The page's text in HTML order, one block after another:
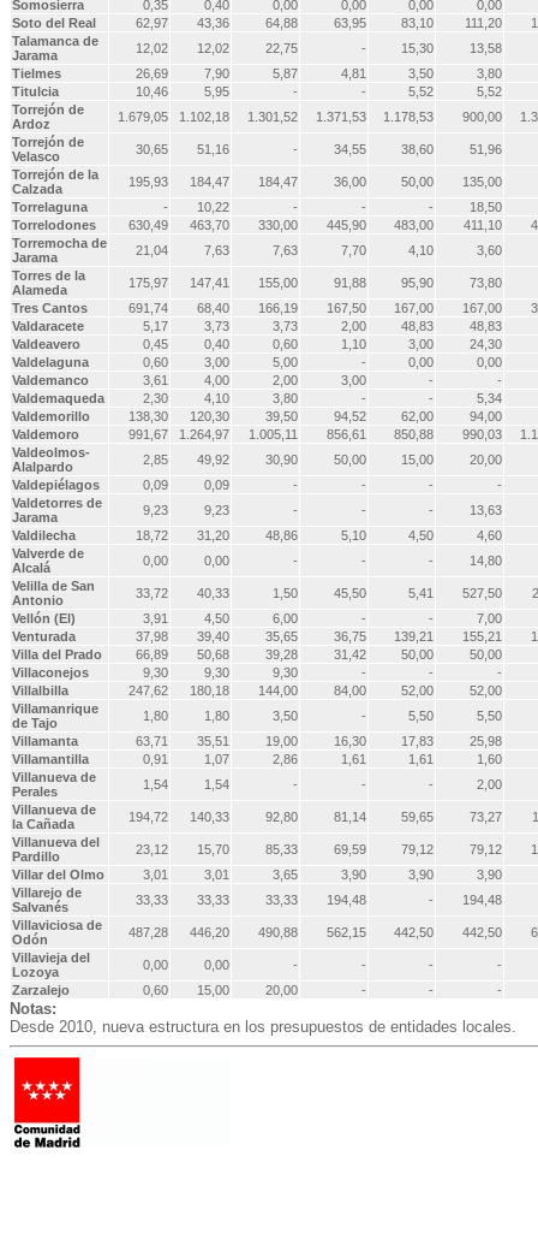
Somosierra 0,35 0,40 0,00 0,00 0,00
0,00
Soto del Real
62,97 43,36 64,88 63,95 83,10 111,20
Talamanca de
Jarama
12,02 12,02 22,75 - 15,30
13,58
Tielmes
26,69 7,90 5,87 4,81 3,50
3,80
Titulcia
10,46 5,95 - - 5,52
5,52
Torrejón de
Ardoz
1.679,05 1.102,18 1.301,52 1.371,53 1.178,53 900,00
Torrejón de
Velasco
30,65 51,16 - 34,55 38,60
51,96
Torrejón de la
Calzada
195,93 184,47 184,47 36,00 50,00
135,00
Torrelaguna
- 10,22 - - -
18,50
Torrelodones
630,49 463,70 330,00 445,90 483,00 411,10
Torremocha de
Jarama
21,04 7,63 7,63 7,70 4,10
3,60
Torres de la
Alameda
175,97 147,41 155,00 91,88 95,90
73,80
Tres Cantos
691,74 68,40 166,19 167,50 167,00 167,00
Valdaracete
5,17 3,73 3,73 2,00 48,83
48,83
Valdeavero
0,45 0,40 0,60 1,10 3,00
24,30
Valdelaguna
0,60 3,00 5,00 - 0,00
0,00
Valdemanco
3,61 4,00 2,00 3,00 -
-
Valdemaqueda
2,30 4,10 3,80 - -
5,34
Valdemorillo
138,30 120,30 39,50 94,52 62,00
94,00
Valdemoro
991,67 1.264,97 1.005,11 856,61 850,88 990,03
Valdeolmos-
Alalpardo
2,85 49,92 30,90 50,00 15,00
20,00
Valdepiélagos
0,09 0,09 - - -
-
Valdetorres de
Jarama
9,23 9,23 - - -
13,63
Valdilecha
18,72 31,20 48,86 5,10 4,50
4,60
Valverde de
Alcalá
0,00 0,00 - - -
14,80
Velilla de San
Antonio
33,72 40,33 1,50 45,50 5,41 527,50
Vellón (El)
3,91 4,50 6,00 - -
7,00
Venturada
37,98 39,40 35,65 36,75 139,21 155,21
Villa del Prado
66,89 50,68 39,28 31,42 50,00
50,00
Villaconejos
9,30 9,30 9,30 - -
-
Villalbilla
247,62 180,18 144,00 84,00 52,00
52,00
Villamanrique
de Tajo
1,80 1,80 3,50 - 5,50
5,50
Villamanta
63,71 35,51 19,00 16,30 17,83
25,98
Villamantilla
0,91 1,07 2,86 1,61 1,61
1,60
Villanueva de
Perales
1,54 1,54 - - -
2,00
Villanueva de
la Cañada
194,72 140,33 92,80 81,14 59,65 73,27
Villanueva del
Pardillo
23,12 15,70 85,33 69,59 79,12 79,12
Villar del Olmo
3,01 3,01 3,65 3,90 3,90
3,90
Villarejo de
Salvanés
33,33 33,33 33,33 194,48 -
194,48
Villaviciosa de
Odón
487,28 446,20 490,88 562,15 442,50 442,50
Villavieja del
Lozoya
0,00 0,00 - - -
-
Zarzalejo
0,60 15,00 20,00 - - -
Notas:
Desde 2010, nueva estructura en los presupuestos de entidades locales.